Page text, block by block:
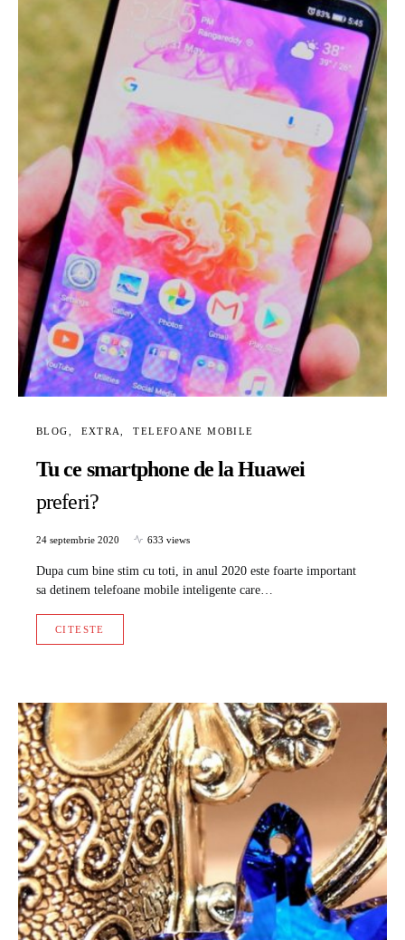
BLOG EXTRA TELEFOANE MOBILE
Tu ce smartphone de la Huawei
preferi?
24 septembrie 2020 633 views
Dupa cum bine stim cu toti, in anul 2020 este foarte important
sa detinem telefoane mobile inteligente care…
CITESTE